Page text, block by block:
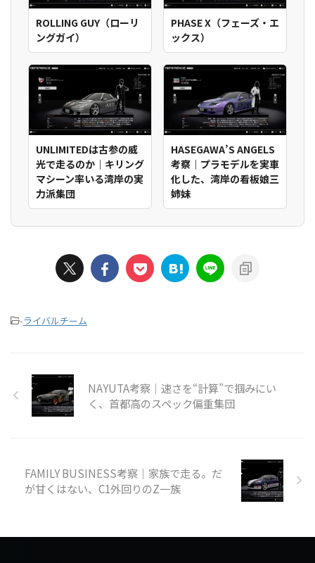
ROLLING GUY（ローリ
ングガイ）
PHASE X（フェーズ・エ
ックス）
UNLIMITEDは古参の威
光で走るのか｜キリング
マシーン率いる湾岸の実
力派集団
HASEGAWA’S ANGELS
考察｜プラモデルを実車
化した、湾岸の看板娘三
姉妹
-ライバルチーム
NAYUTA考察｜速さを“計算”で掴みにい
く、首都高のスペック偏重集団
FAMILY BUSINESS考察｜家族で走る。だ
が甘くはない、C1外回りのZ一族